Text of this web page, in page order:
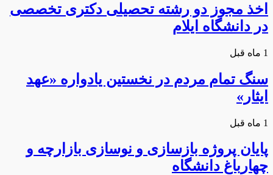
اخذ مجوز دو رشته تحصیلی دکتری تخصصی
در دانشگاه ایلام
1 ماه قبل
سنگ تمام مردم در نخستین یادواره «عهد
ایثار»
1 ماه قبل
پایان پروژه بازسازی و نوسازی بازارچه و
چهارباغ دانشگاه